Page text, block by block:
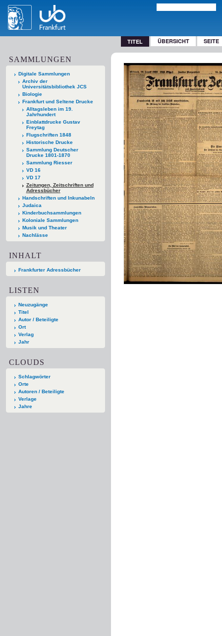
TITEL ÜBERSICHT SEITE
SAMMLUNGEN
Digitale Sammlungen
Archiv der
Universitätsbibliothek JCS
Biologie
Frankfurt und Seltene Drucke
Alltagsleben im 19.
Jahrhundert
Einblattdrucke Gustav
Freytag
Flugschriften 1848
Historische Drucke
Sammlung Deutscher
Drucke 1801-1870
Sammlung Riesser
VD 16
VD 17
Zeitungen, Zeitschriften und
Adressbücher
Handschriften und Inkunabeln
Judaica
Kinderbuchsammlungen
Koloniale Sammlungen
Musik und Theater
Nachlässe
INHALT
Frankfurter Adressbücher
LISTEN
Neuzugänge
Titel
Autor / Beteiligte
Ort
Verlag
Jahr
CLOUDS
Schlagwörter
Orte
Autoren / Beteiligte
Verlage
Jahre